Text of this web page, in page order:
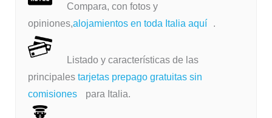
Compara, con fotos y
opiniones,alojamientos en toda Italia aquí .
Listado y características de las
principalestarjetas prepago gratuitas sin
comisiones
para Italia.